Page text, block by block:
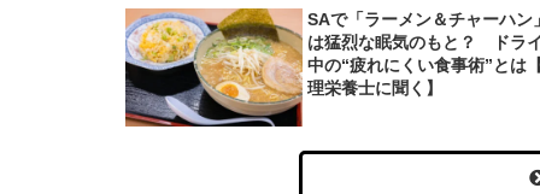
SAで「ラーメン＆チャーハン
は猛烈な眠気のもと？ ドラ
中の“疲れにくい食事術”とは
理栄養士に聞く】